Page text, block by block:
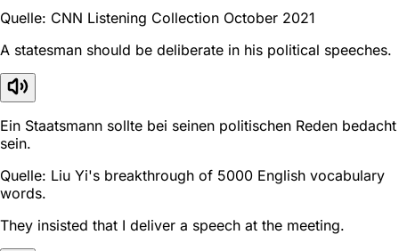
Quelle: CNN Listening Collection October 2021
A statesman should be deliberate in his political speeches.
Ein Staatsmann sollte bei seinen politischen Reden bedacht
sein.
Quelle: Liu Yi's breakthrough of 5000 English vocabulary
words.
They insisted that I deliver a speech at the meeting.